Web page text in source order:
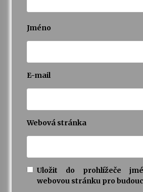
Jméno
E-mail
Webová stránka
Uložit do prohlížeče
webovou stránku pro